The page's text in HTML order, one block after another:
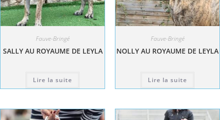
Fauve-Bringé
SALLY AU ROYAUME DE LEYLA
Lire la suite
Fauve-Bringé
NOLLY AU ROYAUME DE LEYLA
Lire la suite